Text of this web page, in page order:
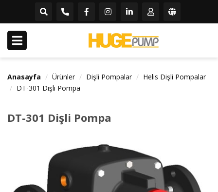
Anasayfa Ürünler Dişli Pompalar
Helis Dişli Pompalar
DT-301 Dişli Pompa
DT-301 Dişli Pompa